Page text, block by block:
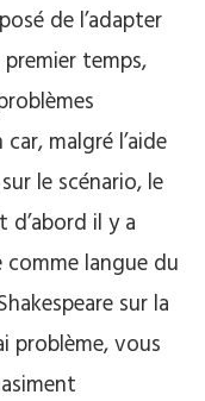
de l’adapter
temps,
malgré l’aide
le scénario, le
il y a
comme langue du
sur la
problème, vous